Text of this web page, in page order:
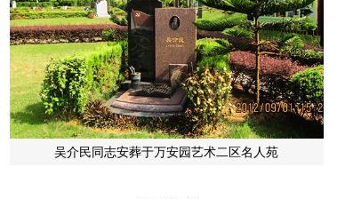
吴介民同志安葬于万安园艺术二区名人苑